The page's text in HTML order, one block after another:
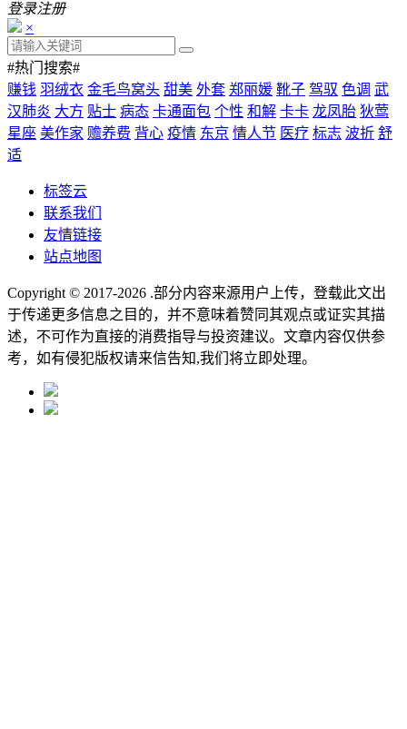
登录注册
×
#热门搜索#
赚钱 羽绒衣 金毛鸟窝头 甜美 外套 郑丽媛 靴子 驾驭 色调 武
汉肺炎 大方 贴士 病态 卡通面包 个性 和解 卡卡 龙凤胎 狄莺
星座 美作家 赡养费 背心 疫情 东京 情人节 医疗 标志 波折 舒
适
标签云
联系我们
友情链接
站点地图
Copyright © 2017-2026 .部分内容来源用户上传，登载此文出
于传递更多信息之目的，并不意味着赞同其观点或证实其描
述，不可作为直接的消费指导与投资建议。文章内容仅供参
考，如有侵犯版权请来信告知,我们将立即处理。